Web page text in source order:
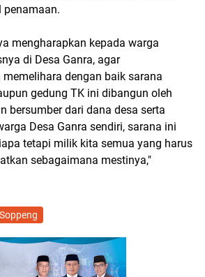
penamaan.
mengharapkan kepada warga
di Desa Ganra, agar
dengan baik sarana
gedung TK ini dibangun oleh
bersumber dari dana desa serta
Desa Ganra sendiri, sarana ini
tetapi milik kita semua yang harus
sebagaimana mestinya,"
Soppeng